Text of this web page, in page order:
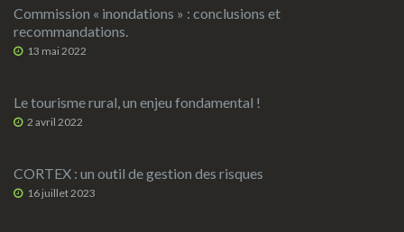
Commission « inondations » : conclusions et
recommandations.
13 mai 2022
Le tourisme rural, un enjeu fondamental !
2 avril 2022
CORTEX : un outil de gestion des risques
16 juillet 2023